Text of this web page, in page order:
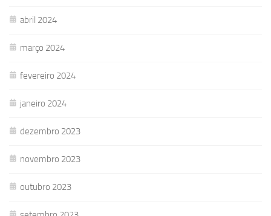
abril 2024
março 2024
fevereiro 2024
janeiro 2024
dezembro 2023
novembro 2023
outubro 2023